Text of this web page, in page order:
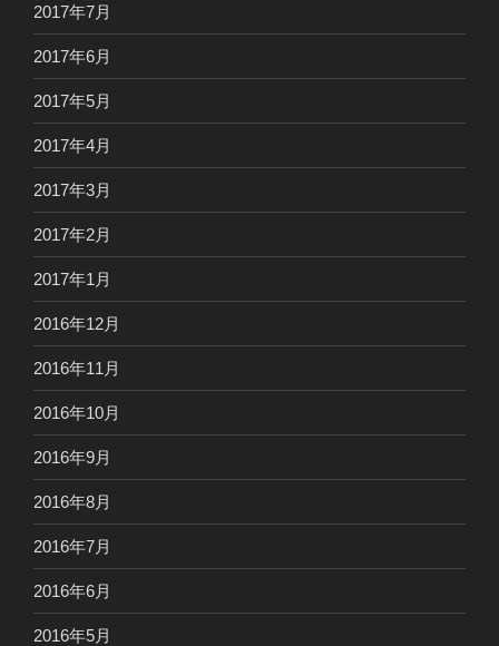
2017年7月
2017年6月
2017年5月
2017年4月
2017年3月
2017年2月
2017年1月
2016年12月
2016年11月
2016年10月
2016年9月
2016年8月
2016年7月
2016年6月
2016年5月